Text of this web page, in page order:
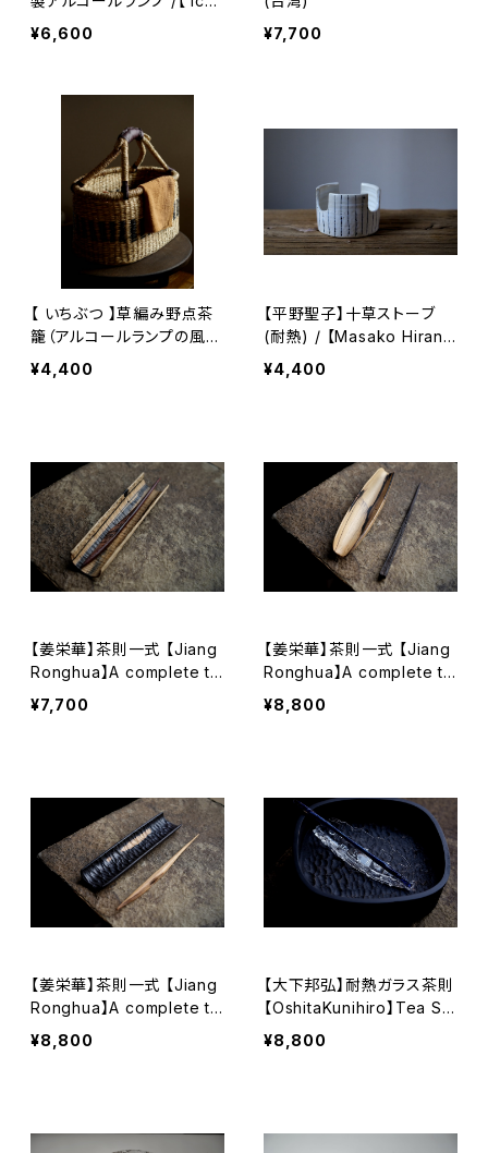
butu 】Trivet stainless st
eel alcohol lamp
¥6,600
¥7,700
【 いちぶつ 】草編み野点茶
籠（アルコールランプの風よ
けとしてもお使いいただけ
ます）
¥4,400
【平野聖子】十草ストーブ
(耐熱) / 【Masako Hiran
o】Stove (Heat-resistan
¥4,400
【姜栄華】茶則一式 【Jiang
Ronghua】A complete te
a tray set
¥7,700
【姜栄華】茶則一式 【Jiang
Ronghua】A complete te
a tray set
¥8,800
【姜栄華】茶則一式 【Jiang
Ronghua】A complete te
a tray set
¥8,800
【大下邦弘】耐熱ガラス茶則
【OshitaKunihiro】Tea Sc
oop
¥8,800